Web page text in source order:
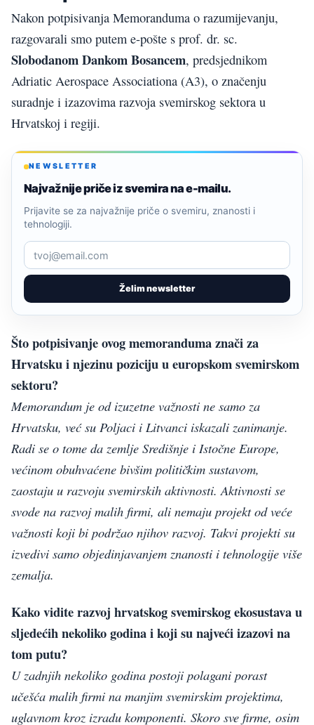
Nakon potpisivanja Memoranduma o razumijevanju,
razgovarali smo putem e-pošte s prof. dr. sc.
Slobodanom Dankom Bosancem, predsjednikom
Adriatic Aerospace Associationa (A3), o značenju
suradnje i izazovima razvoja svemirskog sektora u
Hrvatskoj i regiji.
NEWSLETTER
Najvažnije priče iz svemira na e-mailu.
Želim newsletter
Prijavite se za najvažnije priče o svemiru, znanosti i
tehnologiji.
Što potpisivanje ovog memoranduma znači za
Hrvatsku i njezinu poziciju u europskom svemirskom
sektoru?
Memorandum je od izuzetne važnosti ne samo za
Hrvatsku, već su Poljaci i Litvanci iskazali zanimanje.
Radi se o tome da zemlje Središnje i Istočne Europe,
većinom obuhvaćene bivšim političkim sustavom,
zaostaju u razvoju svemirskih aktivnosti. Aktivnosti se
svode na razvoj malih firmi, ali nemaju projekt od veće
važnosti koji bi podržao njihov razvoj. Takvi projekti su
izvedivi samo objedinjavanjem znanosti i tehnologije više
zemalja.
Kako vidite razvoj hrvatskog svemirskog ekosustava u
sljedećih nekoliko godina i koji su najveći izazovi na
tom putu?
U zadnjih nekoliko godina postoji polagani porast
učešća malih firmi na manjim svemirskim projektima,
uglavnom kroz izradu komponenti. Skoro sve firme, osim